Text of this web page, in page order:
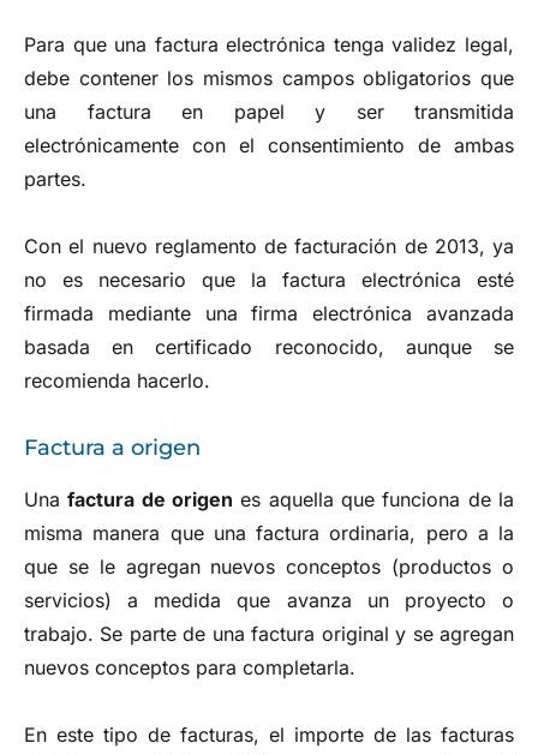
Para que una factura electrónica tenga validez legal,
debe contener los mismos campos obligatorios que
una factura en papel y ser transmitida
electrónicamente con el consentimiento de ambas
partes.
Con el nuevo reglamento de facturación de 2013, ya
no es necesario que la factura electrónica esté
firmada mediante una firma electrónica avanzada
basada en certificado reconocido, aunque se
recomienda hacerlo.
Factura a origen
Unafactura de origen es aquella que funciona de la
misma manera que una factura ordinaria, pero a la
que se le agregan nuevos conceptos (productos o
servicios) a medida que avanza un proyecto o
trabajo. Se parte de una factura original y se agregan
nuevos conceptos para completarla.
En este tipo de facturas, el importe de las facturas